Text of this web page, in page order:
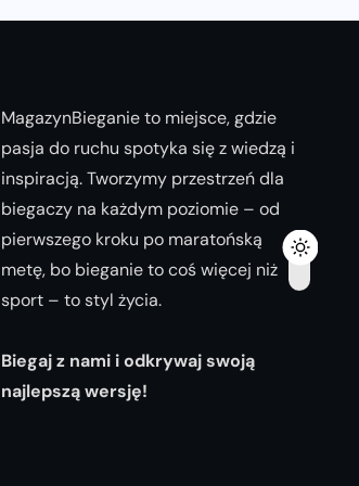
MagazynBieganie to miejsce, gdzie
pasja do ruchu spotyka się z wiedzą i
inspiracją. Tworzymy przestrzeń dla
biegaczy na każdym poziomie – od
pierwszego kroku po maratońską
metę, bo bieganie to coś więcej niż
sport – to styl życia.
Biegaj z nami i odkrywaj swoją
najlepszą wersję!